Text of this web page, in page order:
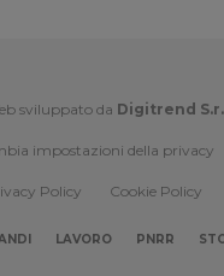
sviluppato da Digitrend S.r.l
impostazioni della privacy
Policy Cookie Policy
LAVORO PNRR